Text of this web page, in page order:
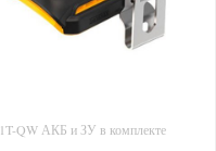
QW АКБ и ЗУ в комплекте